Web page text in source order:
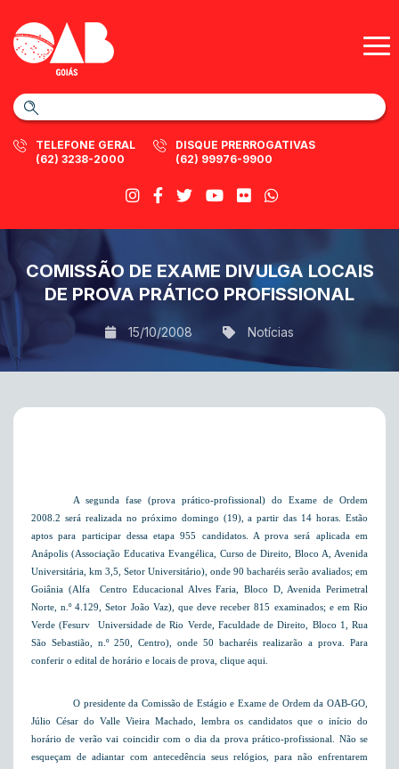
TELEFONE GERAL
(62) 3238-2000
DISQUE PRERROGATIVAS
(62) 99976-9900
COMISSÃO DE EXAME DIVULGA LOCAIS
DE PROVA PRÁTICO PROFISSIONAL
15/10/2008 Notícias
A segunda fase (prova prático-profissional) do Exame de Ordem
2008.2 será realizada no próximo domingo (19), a partir das 14 horas. Estão
aptos para participar dessa etapa 955 candidatos. A prova será aplicada em
Anápolis (Associação Educativa Evangélica, Curso de Direito,Bloco A, Avenida
Universitária, km 3,5, Setor Universitário), onde 90 bacharéis serão avaliados; em
Goiânia (Alfa Centro Educacional Alves Faria, Bloco D, Avenida Perimetral
Norte, n.º 4.129, Setor João Vaz), que deve receber 815 examinados; e em Rio
Verde (Fesurv  Universidade de Rio Verde, Faculdade de Direito, Bloco 1, Rua
São Sebastião, n.º 250, Centro) , onde 50 bacharéis realizarão a prova. Para
conferir o edital de horário e locais de prova, clique aqui
O presidente da Comissão de Estágio e Exame de Ordem da OAB-GO,
Júlio César do Valle Vieira Machado, lembra os candidatos que o início do
horário de verão vai coincidir com o dia da prova prático-profissional. Não se
esqueçam de adiantar com antecedência seus relógios, para não enfrentarem